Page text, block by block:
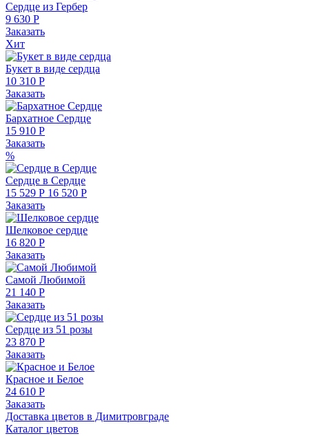
Сердце из Гербер
9 630 Р
Заказать
Хит
Букет в виде сердца
10 310 Р
Заказать
Бархатное Сердце
15 910 Р
Заказать
%
Сердце в Сердце
15 529 Р 16 520 Р
Заказать
Шелковое сердце
16 820 Р
Заказать
Самой Любимой
21 140 Р
Заказать
Сердце из 51 розы
23 870 Р
Заказать
Красное и Белое
24 610 Р
Заказать
Доставка цветов в Димитровграде
Каталог цветов